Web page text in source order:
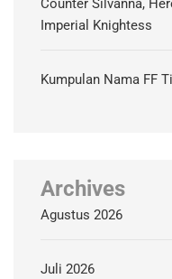
Counter Silvanna,
Imperial Knightess
Kumpulan Nama FF
Archives
Agustus 2026
Juli 2026